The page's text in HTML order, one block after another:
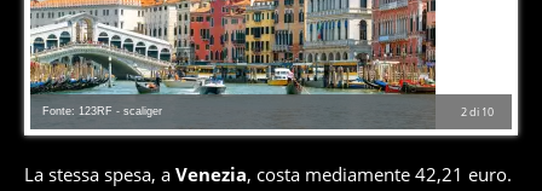
2di 10
Fonte: 123RF - scaliger
La stessa spesa, a Venezia, costa mediamente 42,21 euro.